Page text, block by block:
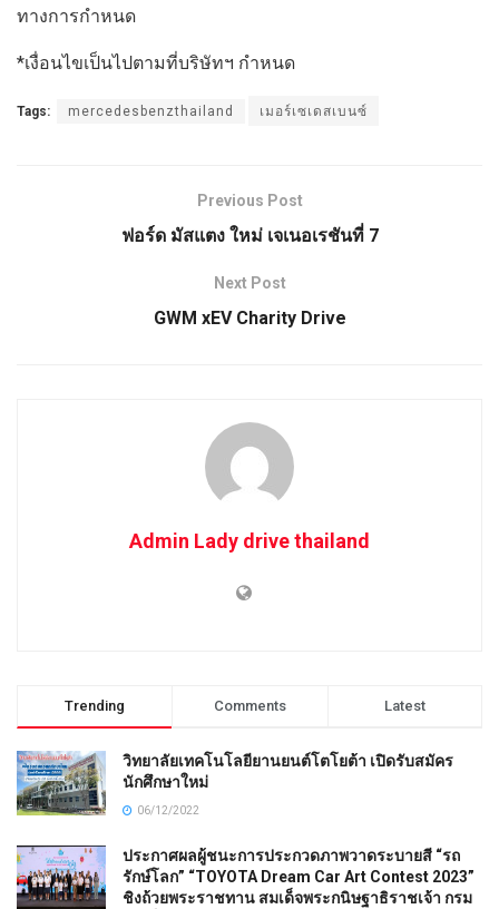
ทางการกำหนด
*เงื่อนไขเป็นไปตามที่บริษัทฯ กำหนด
Tags: mercedesbenzthailand เมอร์เซเดสเบนซ์
Previous Post
ฟอร์ด มัสแตง ใหม่ เจเนอเรชันที่ 7
Next Post
GWM xEV Charity Drive
Admin Lady drive thailand
Trending Comments Latest
วิทยาลัยเทคโนโลยียานยนต์โตโยต้า เปิดรับสมัคร
นักศึกษาใหม่
06/12/2022
ประกาศผลผู้ชนะการประกวดภาพวาดระบายสี “รถ
รักษ์โลก” “TOYOTA Dream Car Art Contest 2023”
ชิงถ้วยพระราชทาน สมเด็จพระกนิษฐาธิราชเจ้า กรม